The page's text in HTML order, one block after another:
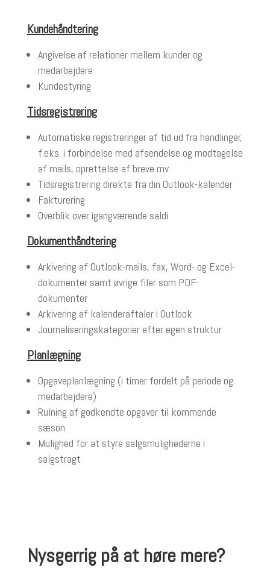
Kundehåndtering
Angivelse af relationer mellem kunder og
medarbejdere
Kundestyring
Tidsregistrering
Automatiske registreringer af tid ud fra handlinger,
f.eks. i forbindelse med afsendelse og modtagelse
af mails, oprettelse af breve mv.
Tidsregistrering direkte fra din Outlook-kalender
Fakturering
Overblik over igangværende saldi
Dokumenthåndtering
Arkivering af Outlook-mails, fax, Word- og Excel-
dokumenter samt øvrige filer som PDF-
dokumenter
Arkivering af kalenderaftaler i Outlook
Journaliseringskategorier efter egen struktur
Planlægning
Opgaveplanlægning (i timer fordelt på periode og
medarbejdere)
Rulning af godkendte opgaver til kommende
sæson
Mulighed for at styre salgsmulighederne i
salgstragt
Nysgerrig på at høre mere?